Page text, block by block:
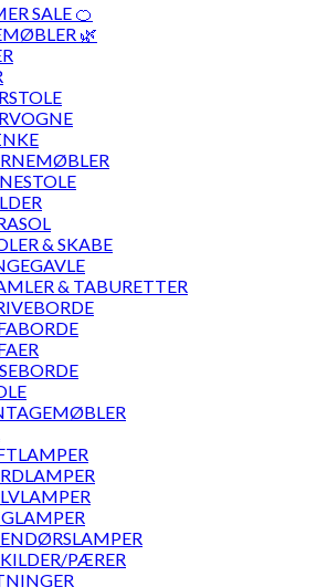
SALE 🍊
🌿
& SKABE
& TABURETTER
PÆRER